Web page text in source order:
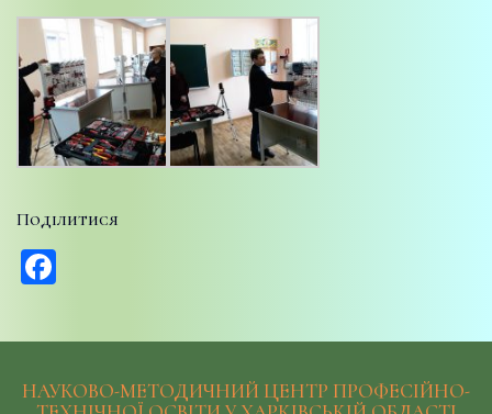
Поділитися
НАУКОВО-МЕТОДИЧНИЙ ЦЕНТР ПРОФЕСІЙНО-